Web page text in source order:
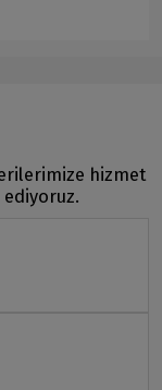
hizmet
ediyoruz.